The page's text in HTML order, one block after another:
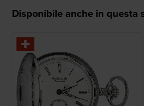
Disponibile anche in questa